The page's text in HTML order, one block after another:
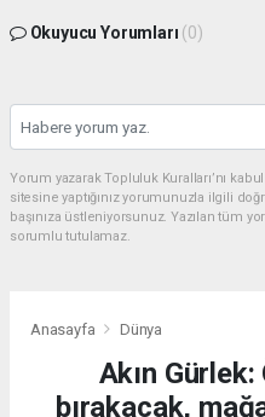
Okuyucu Yorumları (0)
Yorum yazarak Topluluk Kuralları’nı
sitesine yaptığınız yorumunuzla ilgili
başınıza üstleniyorsunuz. Yazılan tüm
sorumlu tutulamaz.
Anasayfa Dünya
Akın
bırakacak,